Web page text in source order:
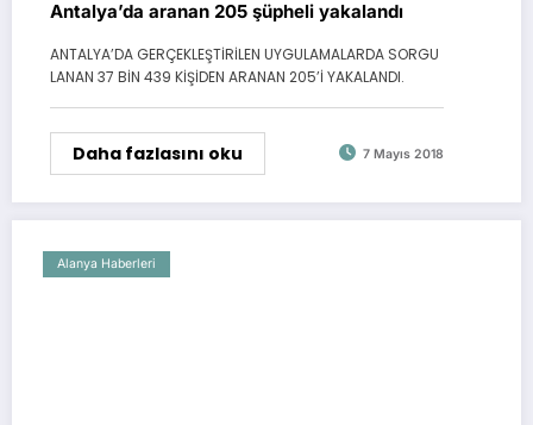
Antalya’da aranan 205 şüpheli yakalandı
ANTALYA’DA GERÇEKLEŞTİRİLEN UYGULAMALARDA SORGU
LANAN 37 BİN 439 KİŞİDEN ARANAN 205’İ YAKALANDI.
Daha fazlasını oku 7 Mayıs 2018
Alanya Haberleri